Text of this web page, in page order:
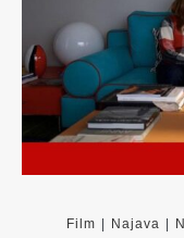
Film Najava